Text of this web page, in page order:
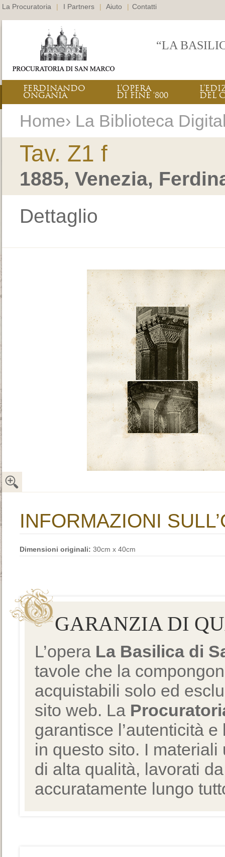
La Procuratoria | I Partners | Aiuto | Contatti
“LA
FERDINANDO
ONGANIA
L’OPERA
DI FINE ‘800 DEL
Home› La Biblioteca
Tav. Z1 f
1885, Venezia,
Dettaglio
INFORMAZIONI
Dimensioni originali: 30cm x 40cm
GARANZIA DI
L’opera La Basilica di
tavole che la
acquistabili solo ed
sito web. La
garantisce l’autenticità
in questo sito. I
di alta qualità, lavorati
accuratamente lungo